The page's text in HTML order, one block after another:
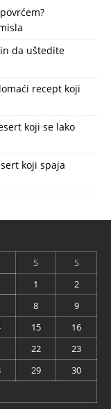
da uštedite
recept koji
koji se lako
koji spaja
S
S
1
2
8
9
15
16
22
23
29
30